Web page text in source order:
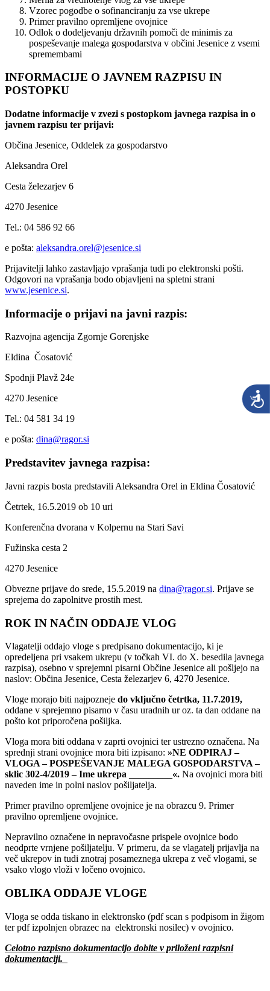
Vzorec pogodbe o sofinanciranju za vse ukrepe
Primer pravilno opremljene ovojnice
Odlok o dodeljevanju državnih pomoči de minimis za
pospeševanje malega gospodarstva v občini Jesenice z vsemi
spremembami
INFORMACIJE O JAVNEM RAZPISU IN
POSTOPKU
Dodatne informacije v zvezi s postopkom javnega razpisa in o
javnem razpisu ter prijavi:
Občina Jesenice, Oddelek za gospodarstvo
Aleksandra Orel
Cesta železarjev 6
4270 Jesenice
Tel.: 04 586 92 66
e pošta: aleksandra.orel@jesenice.si
Prijavitelji lahko zastavljajo vprašanja tudi po elektronski pošti.
Odgovori na vprašanja bodo objavljeni na spletni strani
www.jesenice.si.
Informacije o prijavi na javni razpis:
Razvojna agencija Zgornje Gorenjske
Eldina Čosatović
Spodnji Plavž 24e
4270 Jesenice
Tel.: 04 581 34 19
e pošta: dina@ragor.si
Predstavitev javnega razpisa:
Javni razpis bosta predstavili Aleksandra Orel in Eldina Čosatović
Četrtek, 16.5.2019 ob 10 uri
Konferenčna dvorana v Kolpernu na Stari Savi
Fužinska cesta 2
4270 Jesenice
Obvezne prijave do srede, 15.5.2019 na dina@ragor.si. Prijave se
sprejema do zapolnitve prostih mest.
ROK IN NAČIN ODDAJE VLOG
Vlagatelji oddajo vloge s predpisano dokumentacijo, ki je
opredeljena pri vsakem ukrepu (v točkah VI. do X. besedila javnega
razpisa), osebno v sprejemni pisarni Občine Jesenice ali pošljejo na
naslov: Občina Jesenice, Cesta železarjev 6, 4270 Jesenice.
Vloge morajo biti najpozneje do vključno četrtka, 11.7.2019,
oddane v sprejemno pisarno v času uradnih ur oz. ta dan oddane na
pošto kot priporočena pošiljka.
Vloga mora biti oddana v zaprti ovojnici ter ustrezno označena. Na
sprednji strani ovojnice mora biti izpisano: »NE ODPIRAJ –
VLOGA –POSPEŠEVANJE MALEGA GOSPODARSTVA–
sklic 302-4/2019 – Ime ukrepa _________«. Na ovojnici mora biti
naveden ime in polni naslov pošiljatelja.
Primer pravilno opremljene ovojnice je na obrazcu 9. Primer
pravilno opremljene ovojnice.
Nepravilno označene in nepravočasne prispele ovojnice bodo
neodprte vrnjene pošiljatelju. V primeru, da se vlagatelj prijavlja na
več ukrepov in tudi znotraj posameznega ukrepa z več vlogami, se
vsako vlogo vloži v ločeno ovojnico.
OBLIKA ODDAJE VLOGE
Vloga se odda tiskano in elektronsko (pdf scan s podpisom in žigom
ter pdf izpolnjen obrazec na elektronski nosilec) v ovojnico.
Celotno razpisno dokumentacijo dobite v priloženi razpisni
dokumentaciji.